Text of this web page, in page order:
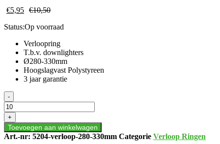
€5,95 €10,50
Status:Op voorraad
Verloopring
T.b.v. downlighters
Ø280-330mm
Hoogslagvast Polystyreen
3 jaar garantie
Swinckels
Verloop-
Ringen
280-
330mm
aantal
-
+
Toevoegen aan winkelwagen
Art.-nr: 5204-verloop-280-330mm Categorie Verloop Ringen